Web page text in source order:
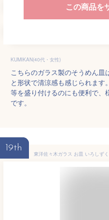
この商品を
KUMIKAN(40代・女性)
こちらのガラス製のそうめん皿
と形状で清涼感も感じられま
等を盛り付けるのにも便利で
です。
19th